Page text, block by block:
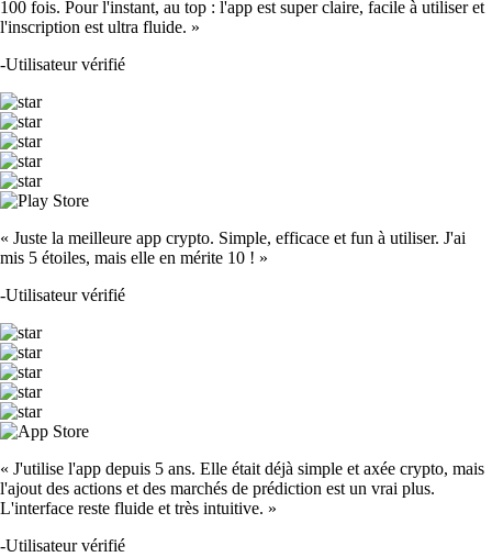
100 fois. Pour l'instant, au top : l'app est super claire, facile à utiliser et
l'inscription est ultra fluide. »
-Utilisateur vérifié
« Juste la meilleure app crypto. Simple, efficace et fun à utiliser. J'ai
mis 5 étoiles, mais elle en mérite 10 ! »
-Utilisateur vérifié
« J'utilise l'app depuis 5 ans. Elle était déjà simple et axée crypto, mais
l'ajout des actions et des marchés de prédiction est un vrai plus.
L'interface reste fluide et très intuitive. »
-Utilisateur vérifié